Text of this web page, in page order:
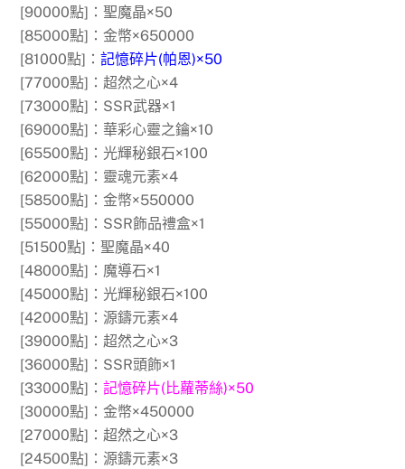
[90000點]：聖魔晶×50
[85000點]：金幣×650000
[81000點]：記憶碎片(帕恩)×50
[77000點]：超然之心×4
[73000點]：SSR武器×1
[69000點]：華彩心靈之鑰×10
[65500點]：光輝秘銀石×100
[62000點]：靈魂元素×4
[58500點]：金幣×550000
[55000點]：SSR飾品禮盒×1
[51500點]：聖魔晶×40
[48000點]：魔導石×1
[45000點]：光輝秘銀石×100
[42000點]：源鑄元素×4
[39000點]：超然之心×3
[36000點]：SSR頭飾×1
[33000點]：記憶碎片(比蘿蒂絲)×50
[30000點]：金幣×450000
[27000點]：超然之心×3
[24500點]：源鑄元素×3